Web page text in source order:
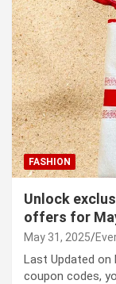
FASHION
Unlock
offers for
May 31, 2025
Last Updated on
coupon codes,